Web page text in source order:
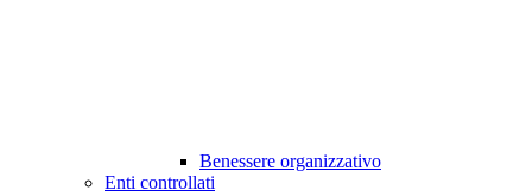
Benessere organizzativo
Enti controllati